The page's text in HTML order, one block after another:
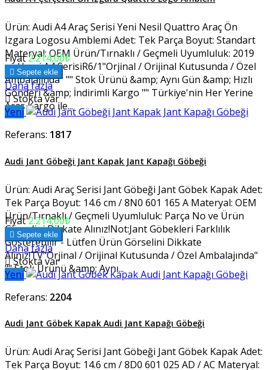
Ürün: Audi A4 Araç Serisi Yeni Nesil Quattro Araç Ön
Izgara Logosu Amblemi Adet: Tek Parça Boyut: Standart
Materyal: OEM Ürün/Tırnaklı / Geçmeli Uyumluluk: 2019
ve Üzeri A4 SerisiR6/1"Orjinal / Orijinal Kutusunda / Özel
Ambalajında" "" Stok Ürünü &amp; Aynı Gün &amp; Hızlı
Gönderi &amp; İndirimli Kargo "" Türkiye'nin Her Yerine
Aras Kargo ile...
Fiyat 2.214,00₺
 Sepete ekle
Daha fazla
Stokta var
Yeni
Referans: 1817
Audi Jant Göbeği Jant Kapak Jant Kapağı Göbeği
Ürün: Audi Araç Serisi Jant Göbeği Jant Göbek Kapak Adet:
Tek Parça Boyut: 14.6 cm / 8N0 601 165 A Materyal: OEM
Ürün/Tırnaklı / Geçmeli Uyumluluk: Parça No ve Ürün
Görselini Dikkate Alınız!Not:Jant Göbekleri Farklılık
Gösterebilir - Lütfen Ürün Görselini Dikkate
Alınız!TV"Orjinal / Orijinal Kutusunda / Özel Ambalajında"
"" Stok Ürünü &amp; Aynı...
Fiyat2.214,00₺
 Sepete ekle
Daha fazla
Stokta var
Yeni
Referans: 2204
Audi Jant Göbek Kapak Audi Jant Kapağı Göbeği
Ürün: Audi Araç Serisi Jant Göbeği Jant Göbek Kapak Adet:
Tek Parça Boyut: 14.6 cm / 8D0 601 025 AD / AC Materyal: